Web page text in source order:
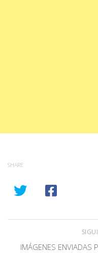
SHARE
IMÁGENES